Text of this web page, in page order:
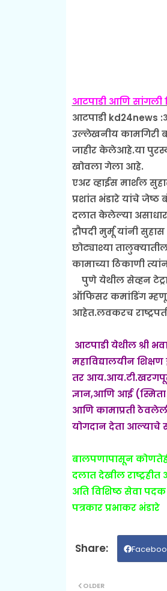
आटपाडी आणि सांगली
आटपाडी kd24news
उल्लेखनीय कामगिरी
जाहीर केलेआहे.या
खोवला गेला आहे.
एअर व्हाईस मार्शल
प्रशांत भंडारे यांचे जेष्ठ
दलात केलेल्या
द्रौपदी मुर्मू यांनी
छोट्याश्या
कामाच्या ठिकाणी
पुणे येथील सेव्हन
ऑफिसर कमांडिंग
आहेत.लवकरच
आटपाडी येथील श्री
महाविद्यालयीन
तर आय.आय.टी.खरगपूर
ज्ञान,आणि आई (स्मिता
आणि कामाप्रती
योगदान देता आल्याचे
बालपणापासून
दलात देखील
अति विशिष्ठ सेवा पदक
पत्रकार प्रभाकर भंडारे
OLDER